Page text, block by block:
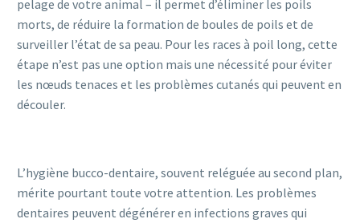
pelage de votre animal – il permet d’éliminer les poils
morts, de réduire la formation de boules de poils et de
surveiller l’état de sa peau. Pour les races à poil long, cette
étape n’est pas une option mais une nécessité pour éviter
les nœuds tenaces et les problèmes cutanés qui peuvent en
découler.
L’hygiène bucco-dentaire, souvent reléguée au second plan,
mérite pourtant toute votre attention. Les problèmes
dentaires peuvent dégénérer en infections graves qui